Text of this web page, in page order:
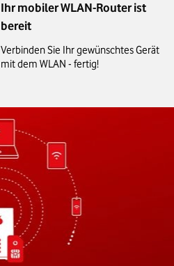
Ihr mobiler WLAN-Router ist
bereit
Verbinden Sie Ihr gewünschtes Gerät
mit dem WLAN - fertig!